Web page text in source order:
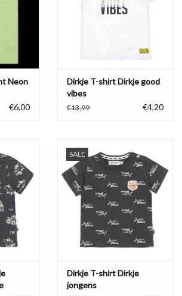
Neon
€6,00
Dirkje T-shirt Dirkje good
vibes
€13,99 €4,20
SALE
Dirkje T-shirt Dirkje
jongens